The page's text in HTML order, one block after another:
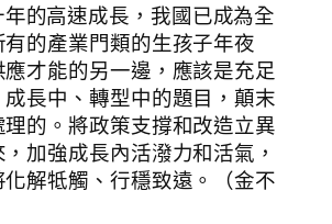
的高速成長，我國已成為全
的產業門類的生孩子年夜
才能的另一邊，應該是充足
長中、轉型中的題目，顛末
的。將政策支撐和改造立異
加強成長內活潑力和活氣，
解牴觸、行穩致遠。（金不